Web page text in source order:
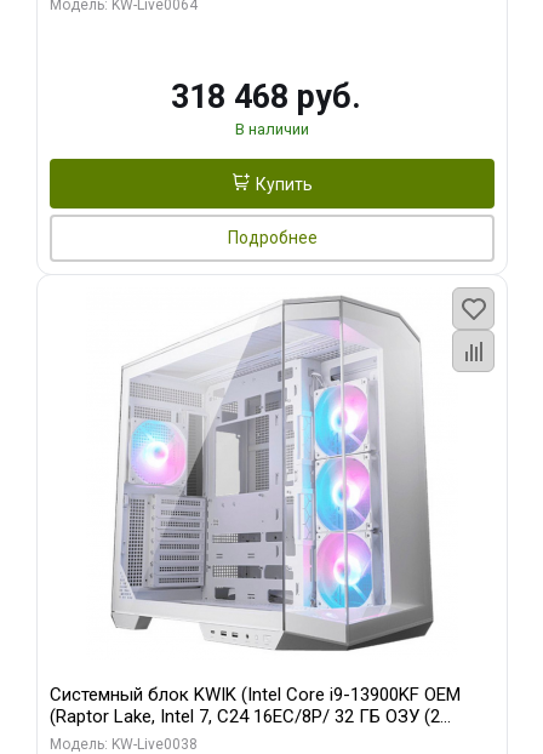
Модель: KW-Live0064
318 468 руб.
В наличии
Купить
Подробнее
Системный блок KWIK (Intel Core i9-13900KF OEM
(Raptor Lake, Intel 7, C24 16EC/8P/ 32 ГБ ОЗУ (2
модуля)/ Gigabyte RX9070XT GAMING OC 16GB GDDR6
Модель: KW-Live0038